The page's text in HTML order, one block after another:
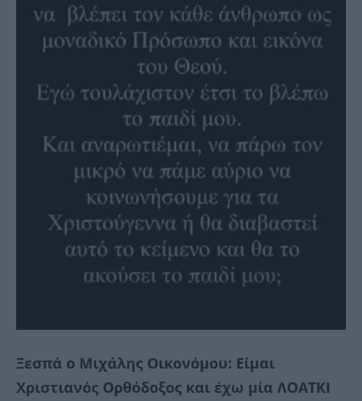
Ξεσπά ο Μιχάλης Οικονόμου: Είμαι
Χριστιανός Ορθόδοξος και έχω μία ΛΟΑΤΚΙ